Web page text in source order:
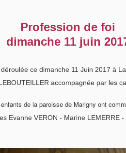
Profession de foi
dimanche 11 juin
ce dimanche 11 Juin 2017 à
accompagnée par les
enfants de la paroisse de Marigny ont
Evanne VERON - Marine LEMERRE